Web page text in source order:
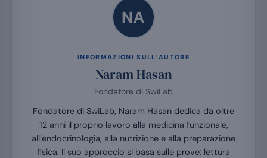
NA
INFORMAZIONI SULL’AUTORE
Naram Hasan
Fondatore di SwiLab
Fondatore di SwiLab, Naram Hasan dedica da oltre
12 anni il proprio lavoro alla medicina funzionale,
all’endocrinologia, alla nutrizione e alla preparazione
fisica. Il suo approccio si basa sulle prove: lettura